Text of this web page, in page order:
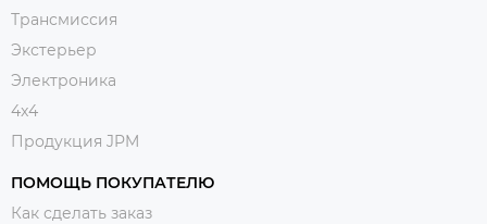
Трансмиссия
Экстерьер
Электроника
4x4
Продукция JPM
ПОМОЩЬ ПОКУПАТЕЛЮ
Как сделать заказ